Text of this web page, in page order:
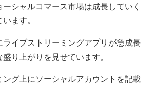
シャルコマース市場は成長していく
ます。
ライブストリーミングアプリが急成長
り上がりを見せています。
ング上にソーシャルアカウントを記載